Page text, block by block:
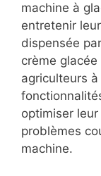
machine à
entretenir
dispensée
crème
agriculteurs
optimiser
problèmes
machine.